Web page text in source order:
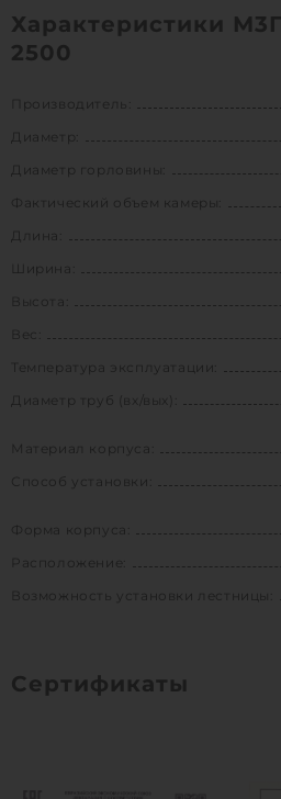
Характеристики
2500
Производитель:
Диаметр:
Диаметр горловины:
Фактический объем камеры:
Длина:
Ширина:
Высота:
Температура эксплуатации:
Диаметр труб (вх/вых):
Материал корпуса:
Способ установки:
Форма корпуса:
Расположение:
Возможность установки лестницы:
Сертификаты